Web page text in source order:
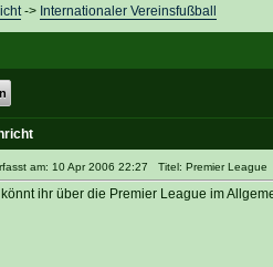
-> Internationaler Vereinsfußball
am: 10 Apr 2006 22:27 Titel: Premier League
ihr über die Premier League im